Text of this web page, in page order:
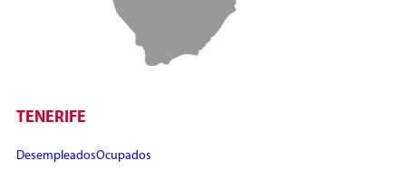
TENERIFE
DesempleadosOcupados